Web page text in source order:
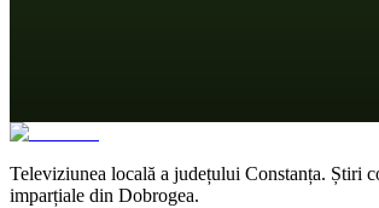
Televiziunea locală a județului Constanța. Știri
imparțiale din Dobrogea.